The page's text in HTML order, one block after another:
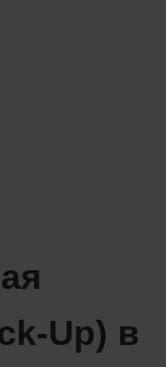
Up) в